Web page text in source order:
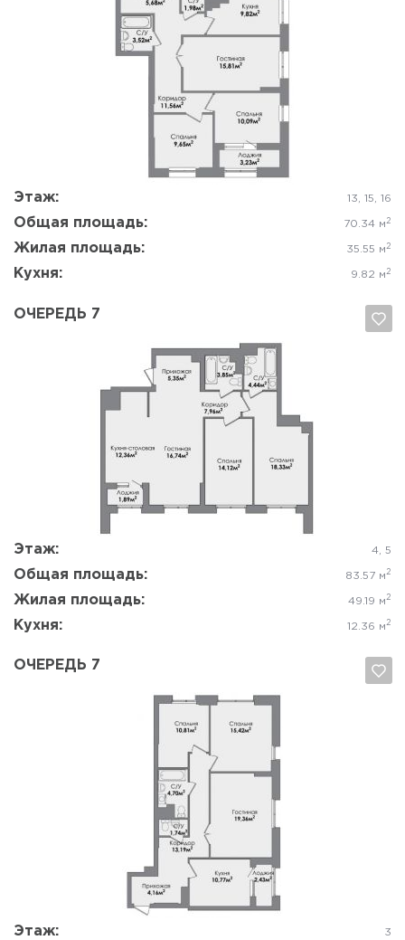
Этаж: 13, 15, 16
Общая площадь: 70.34 м 2
Жилая площадь: 35.55 м 2
Кухня: 9.82 м 2
Отмена
ОЧЕРЕДЬ 7
Этаж: 4, 5
Общая площадь: 83.57 м 2
Жилая площадь: 49.19 м 2
Кухня: 12.36 м 2
ОЧЕРЕДЬ 7
Этаж: 3
Да, удалить Отмена